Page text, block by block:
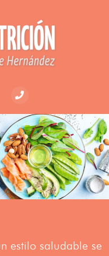
estilo saludable se